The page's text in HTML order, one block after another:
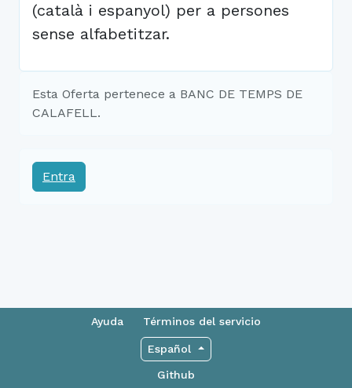
(català i espanyol) per a persones
sense alfabetitzar.
Esta Oferta pertenece a BANC DE TEMPS DE
CALAFELL.
Entra
Ayuda Términos del servicio
Español
Github